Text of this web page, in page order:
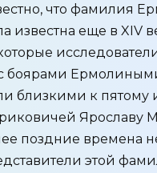
что фамилия
известна еще в XIV
боярами
близкими к пятому
Ярославу
поздние времена
этой